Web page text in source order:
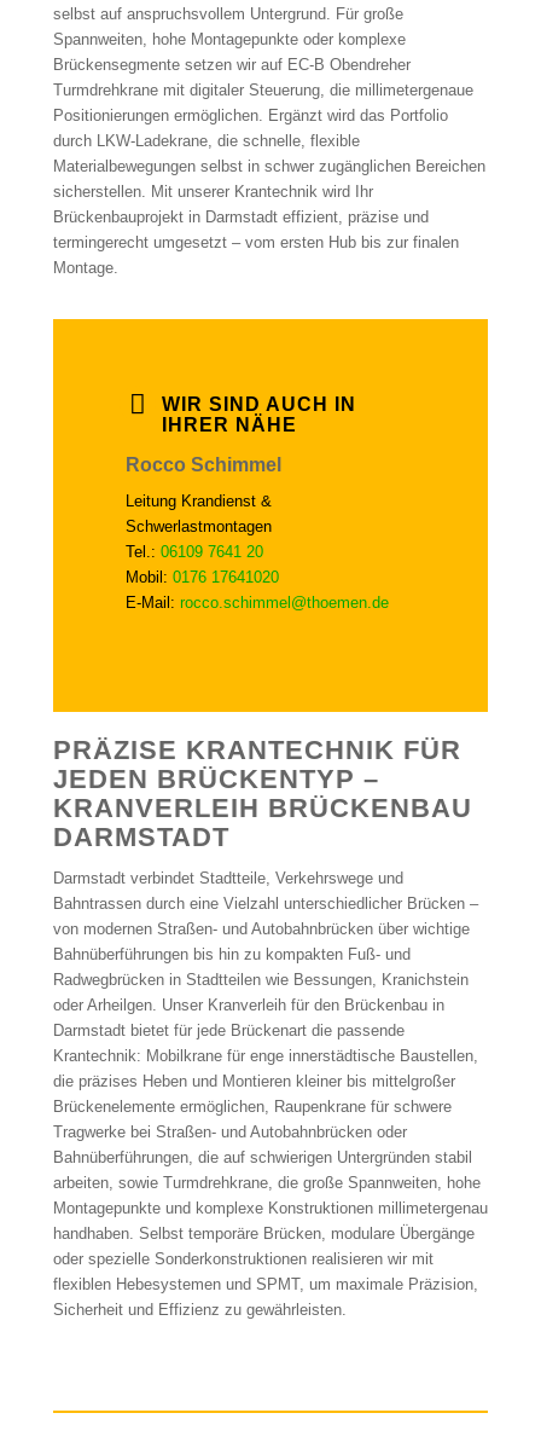
selbst auf anspruchsvollem Untergrund. Für große
Spannweiten, hohe Montagepunkte oder komplexe
Brückensegmente setzen wir auf EC-B Obendreher
Turmdrehkrane mit digitaler Steuerung, die millimetergenaue
Positionierungen ermöglichen. Ergänzt wird das Portfolio
durch LKW-Ladekrane, die schnelle, flexible
Materialbewegungen selbst in schwer zugänglichen Bereichen
sicherstellen. Mit unserer Krantechnik wird Ihr
Brückenbauprojekt in Darmstadt effizient, präzise und
termingerecht umgesetzt – vom ersten Hub bis zur finalen
Montage.
WIR SIND AUCH IN
IHRER NÄHE
Rocco Schimmel
Leitung Krandienst &
Schwerlastmontagen
Tel.: 06109 7641 20
Mobil: 0176 17641020
E-Mail: rocco.schimmel@thoemen.de
PRÄZISE KRANTECHNIK FÜR
JEDEN BRÜCKENTYP –
KRANVERLEIH BRÜCKENBAU
DARMSTADT
Darmstadt verbindet Stadtteile, Verkehrswege und
Bahntrassen durch eine Vielzahl unterschiedlicher Brücken –
von modernen Straßen- und Autobahnbrücken über wichtige
Bahnüberführungen bis hin zu kompakten Fuß- und
Radwegbrücken in Stadtteilen wie Bessungen, Kranichstein
oder Arheilgen. Unser Kranverleih für den Brückenbau in
Darmstadt bietet für jede Brückenart die passende
Krantechnik: Mobilkrane für enge innerstädtische Baustellen,
die präzises Heben und Montieren kleiner bis mittelgroßer
Brückenelemente ermöglichen, Raupenkrane für schwere
Tragwerke bei Straßen- und Autobahnbrücken oder
Bahnüberführungen, die auf schwierigen Untergründen stabil
arbeiten, sowie Turmdrehkrane, die große Spannweiten, hohe
Montagepunkte und komplexe Konstruktionen millimetergenau
handhaben. Selbst temporäre Brücken, modulare Übergänge
oder spezielle Sonderkonstruktionen realisieren wir mit
flexiblen Hebesystemen und SPMT, um maximale Präzision,
Sicherheit und Effizienz zu gewährleisten.